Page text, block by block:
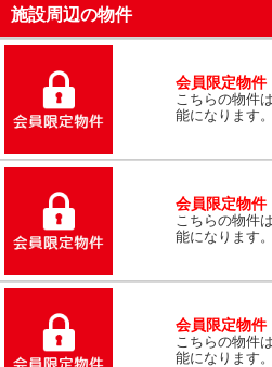
施設周辺の物件
会員限定物件
こちらの物件
能になります。
会員限定物件
こちらの物件
能になります。
会員限定物件
こちらの物件
能になります。